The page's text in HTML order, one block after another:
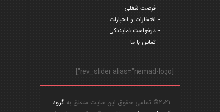
فرصت شغلی
افتخارات و اعتبارات
درخواست نمایندگی
تماس با ما
[rev_slider alias="nemad-logo"]
2021© تمامی حقوق این سایت متعلق به
گروه